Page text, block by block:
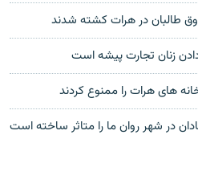
طالبان در هرات کشته شدند
زنان تجارت پیشه است
های هرات را ممنوع کردند
در شهر روان ما را متاثر ساخته است